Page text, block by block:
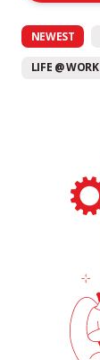
NEWEST
LIFE @ WORK